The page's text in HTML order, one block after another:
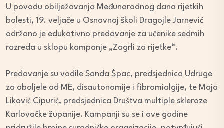
U povodu obilježavanja Međunarodnog dana rijetkih
bolesti, 19. veljače u Osnovnoj školi Dragojle Jarnević
održano je edukativno predavanje za učenike sedmih
razreda u sklopu kampanje „Zagrli za rijetke“.
Predavanje su vodile Sanda Špac, predsjednica Udruge
za oboljele od ME, disautonomije i fibromialgije, te Maja
Liković Cipurić, predsjednica Društva multiple skleroze
Karlovačke županije. Kampanji su se i ove godine